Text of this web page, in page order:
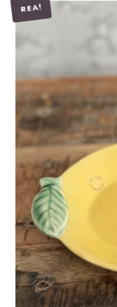
REA!